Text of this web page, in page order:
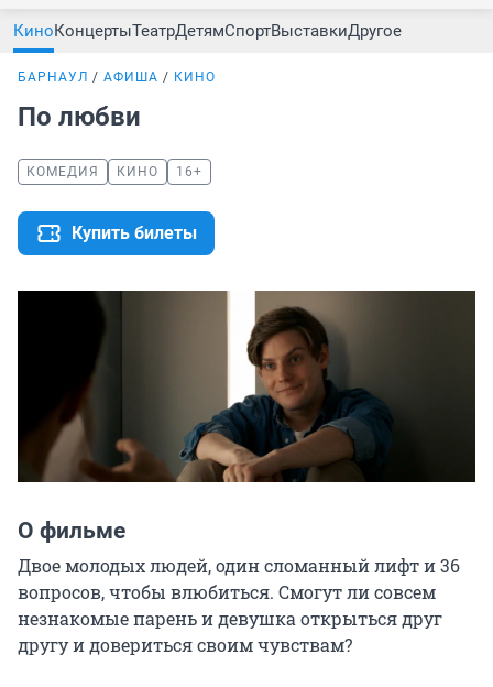
КиноКонцертыТеатрДетямСпортВыставкиДругое
БАРНАУЛ АФИША КИНО
По любви
КОМЕДИЯ КИНО 16+
Купить билеты
О фильме
Двое молодых людей, один сломанный лифт и 36
вопросов, чтобы влюбиться. Смогут ли совсем
незнакомые парень и девушка открыться друг
другу и довериться своим чувствам?